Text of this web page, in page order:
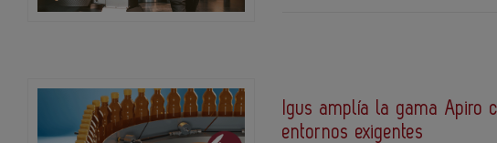
Igus amplía la gama Apiro
entornos exigentes